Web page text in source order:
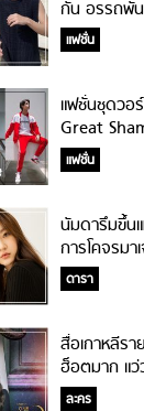
กัน อรรถพั
แฟชั่น
แฟชั่นชุดวอ
Great
แฟชั่น
นัมดารึมขึ้น
การโคจรม
แสดงเด็กตัว
ดารา
สื่อเกาหลีร
ฮ็อตมาก แว่
อเมริกา!
ละคร